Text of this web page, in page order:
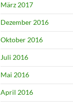
März 2017
Dezember 2016
Oktober 2016
Juli 2016
Mai 2016
April 2016